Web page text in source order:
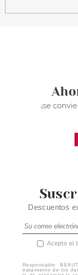
Descuentos
Acepto el
Responsable:
tratamiento de los